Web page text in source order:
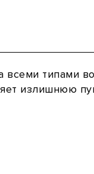
всеми типами
излишнюю